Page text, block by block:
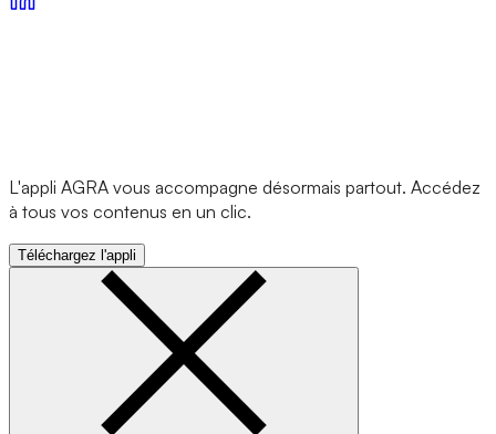
L'appli AGRA vous accompagne désormais partout. Accédez
à tous vos contenus en un clic.
Téléchargez l'appli